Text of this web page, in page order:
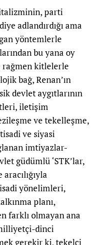
parti
adlandırdığı ama
yöntemlerle
bu yana oy
rağmen kitlelerle
bağ, Renan’ın
devlet aygıtlarının
iletişim
ve tekelleşme,
ve siyasi
imtiyazlar-
güdümlü ‘STK’lar,
yönelimleri,
planı,
farklı olmayan ana
dinci
gerekir ki, tekelci